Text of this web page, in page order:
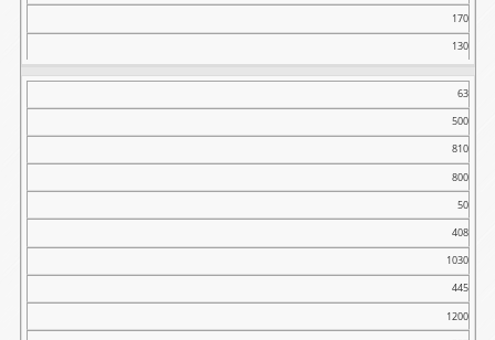
170
130
63
500
810
800
50
408
1030
445
1200